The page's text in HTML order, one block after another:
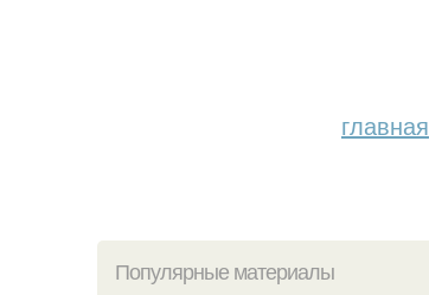
главная
Популярные материалы